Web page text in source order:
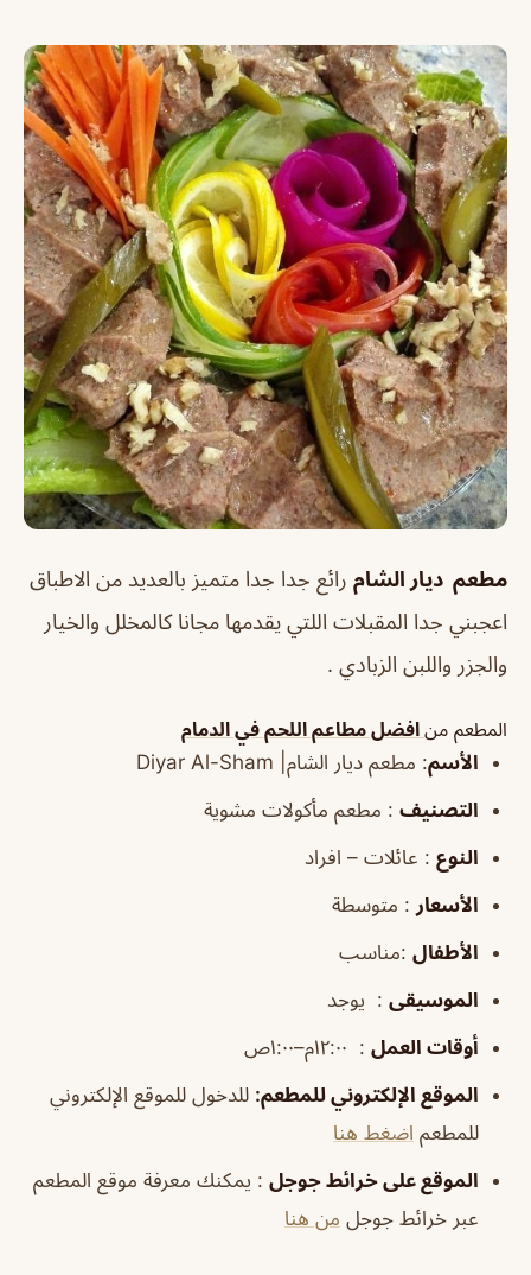
مطعم ديار الشام رائع جدا جدا متميز بالعديد من الاطباق
اعجبني جدا المقبلات اللتي يقدمها مجانا كالمخلل والخيار
والجزر واللبن الزبادي .
المطعم من افضل مطاعم اللحم في الدمام
الأسم: مطعم ديار الشام| Diyar Al-Sham
التصنيف : مطعم مأكولات مشوية
النوع : عائلات – افراد
الأسعار : متوسطة
الأطفال :مناسب
الموسيقى : يوجد
أوقات العمل : ١٢:٠٠م–١:٠٠ص
الموقع الإلكتروني للمطعم: للدخول للموقع الإلكتروني
للمطعم اضغط هنا
الموقع على خرائط جوجل : يمكنك معرفة موقع المطعم
عبر خرائط جوجل من هنا